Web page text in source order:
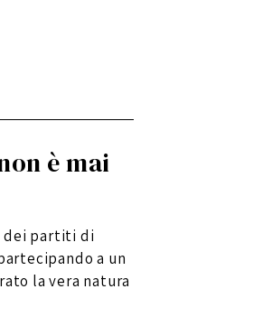
è mai
dei partiti di
a un
la vera natura